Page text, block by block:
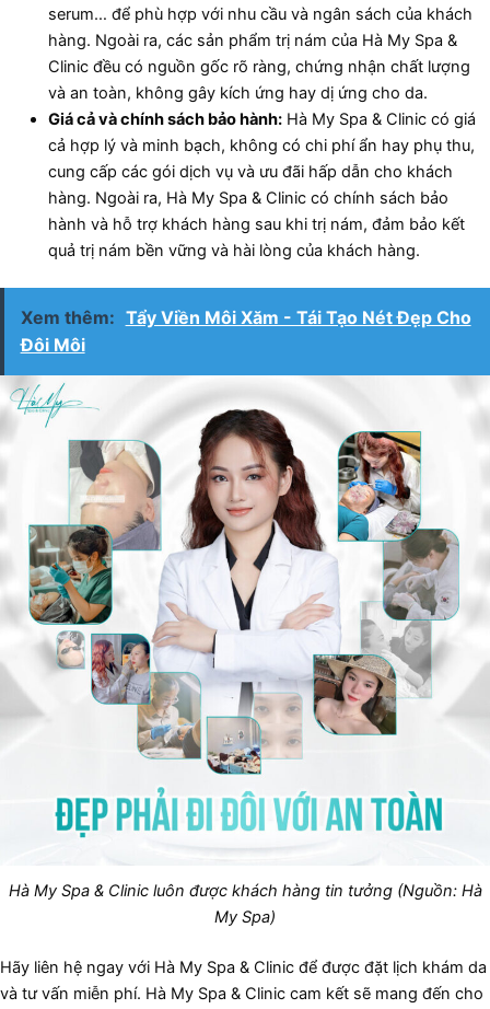
serum… để phù hợp với nhu cầu và ngân sách của khách
hàng. Ngoài ra, các sản phẩm trị nám của Hà My Spa &
Clinic đều có nguồn gốc rõ ràng, chứng nhận chất lượng
và an toàn, không gây kích ứng hay dị ứng cho da.
Giá cả và chính sách bảo hành:Hà My Spa & Clinic có giá
cả hợp lý và minh bạch, không có chi phí ẩn hay phụ thu,
cung cấp các gói dịch vụ và ưu đãi hấp dẫn cho khách
hàng. Ngoài ra, Hà My Spa & Clinic có chính sách bảo
hành và hỗ trợ khách hàng sau khi trị nám, đảm bảo kết
quả trị nám bền vững và hài lòng của khách hàng.
Xem thêm: Tẩy Viền Môi Xăm - Tái Tạo Nét Đẹp Cho
Đôi Môi
Hà My Spa & Clinic luôn được khách hàng tin tưởng (Nguồn: Hà
My Spa)
Hãy liên hệ ngay với Hà My Spa & Clinic để được đặt lịch khám da
và tư vấn miễn phí. Hà My Spa & Clinic cam kết sẽ mang đến cho